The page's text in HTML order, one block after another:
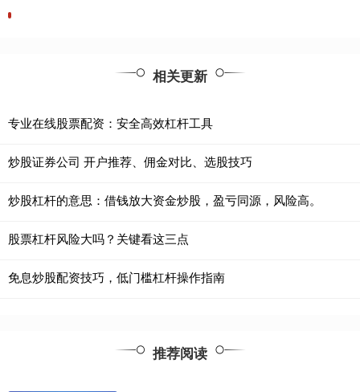
相关更新
专业在线股票配资：安全高效杠杆工具
炒股证券公司 开户推荐、佣金对比、选股技巧
炒股杠杆的意思：借钱放大资金炒股，盈亏同源，风险高。
股票杠杆风险大吗？关键看这三点
免息炒股配资技巧，低门槛杠杆操作指南
推荐阅读